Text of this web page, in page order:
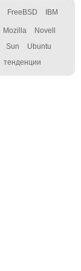
FreeBSD IBM
Mozilla Novell
Sun Ubuntu
тенденции